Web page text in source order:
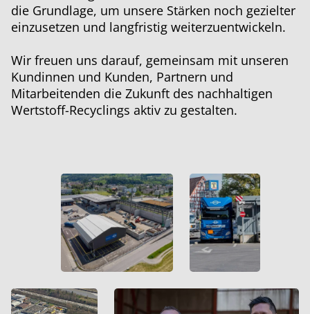
die Grundlage, um unsere Stärken noch gezielter
einzusetzen und langfristig weiterzuentwickeln.
Wir freuen uns darauf, gemeinsam mit unseren
Kundinnen und Kunden, Partnern und
Mitarbeitenden die Zukunft des nachhaltigen
Wertstoff-Recyclings aktiv zu gestalten.